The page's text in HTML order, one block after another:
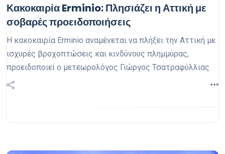
Κακοκαιρία Erminio: Πλησιάζει η Αττική με
σοβαρές προειδοποιήσεις
Η κακοκαιρία Erminio αναμένεται να πλήξει την Αττική με
ισχυρές βροχοπτώσεις και κινδύνους πλημμύρας,
προειδοποιεί ο μετεωρολόγος Γιώργος Τσατραφύλλιας.